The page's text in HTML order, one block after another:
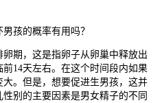
孩的概率有用吗？
期，这是指卵子从卵巢中释放出
14天左右。在这个时间段内如果
。但是，想要促进生男孩，这并
别的主要因素是男女精子的不同